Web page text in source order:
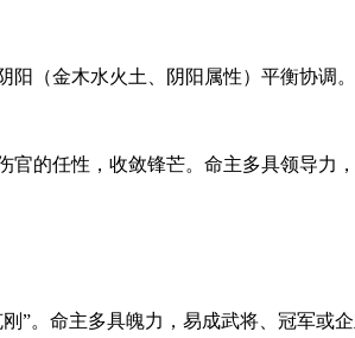
（金木水火土、阴阳属性）平衡协调
的任性，收敛锋芒。命主多具领导
”。命主多具魄力，易成武将、冠军或企